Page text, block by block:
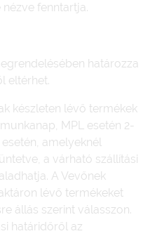
fenntartja.
határozza
eltérhet.
készleten lévő termékek
MPL esetén 2-
amelyeknél
a várható szállítási
A Vevőnek
lévő termékeket
állás szerint válasszon.
határidőről az